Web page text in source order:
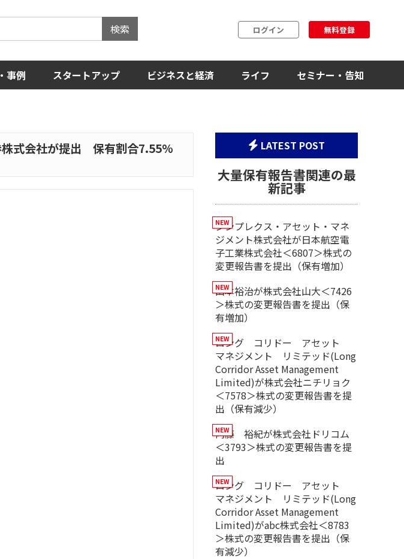
検索 ログイン 無料登録
事例 スタートアップ ビジネスと経済 ライフ セミナー・告知
式会社が提出 保有割合7.55% LATEST POST
大量保有報告書関連の最
新記事
シンプレクス・アセット・マネ
ジメント株式会社が日本航空電
子工業株式会社＜6807＞株式の
変更報告書を提出（保有増加）
山本裕治が株式会社山大＜7426
＞株式の変更報告書を提出（保
有増加）
ロング コリドー アセット
マネジメント リミテッド(Long
Corridor Asset Management
Limited)が株式会社ニチリョク
＜7578＞株式の変更報告書を提
出（保有減少）
内藤 裕紀が株式会社ドリコム
＜3793＞株式の変更報告書を提
出
ロング コリドー アセット
マネジメント リミテッド(Long
Corridor Asset Management
Limited)がabc株式会社＜8783
＞株式の変更報告書を提出（保
有減少）